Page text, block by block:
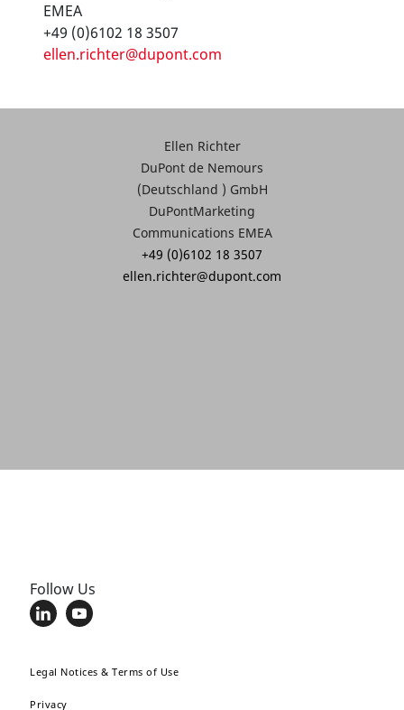
EMEA
+49 (0)6102 18 3507
ellen.richter@dupont.com
Ellen Richter
DuPont de Nemours
(Deutschland ) GmbH
DuPontMarketing
Communications EMEA
+49 (0)6102 18 3507
ellen.richter@dupont.com
Follow Us
Legal Notices & Terms of Use
Privacy